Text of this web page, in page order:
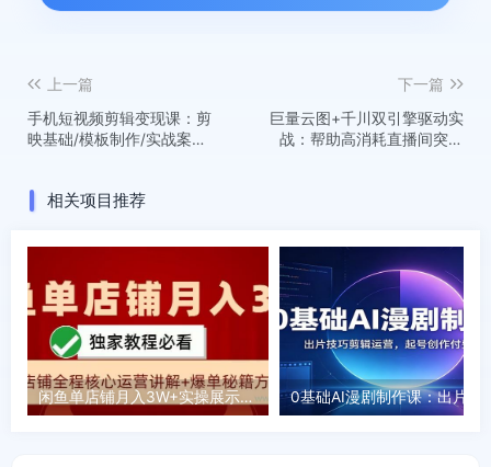
上一篇
手机短视频剪辑变现课：剪
映基础/模板制作/实战案
下一篇
巨量云图+千川双引擎驱动实
战：帮助高消耗直播间突破
相关项目推荐
闲鱼单店铺月入3W+实操展示，爆单核心秘籍，一学就会【揭秘】